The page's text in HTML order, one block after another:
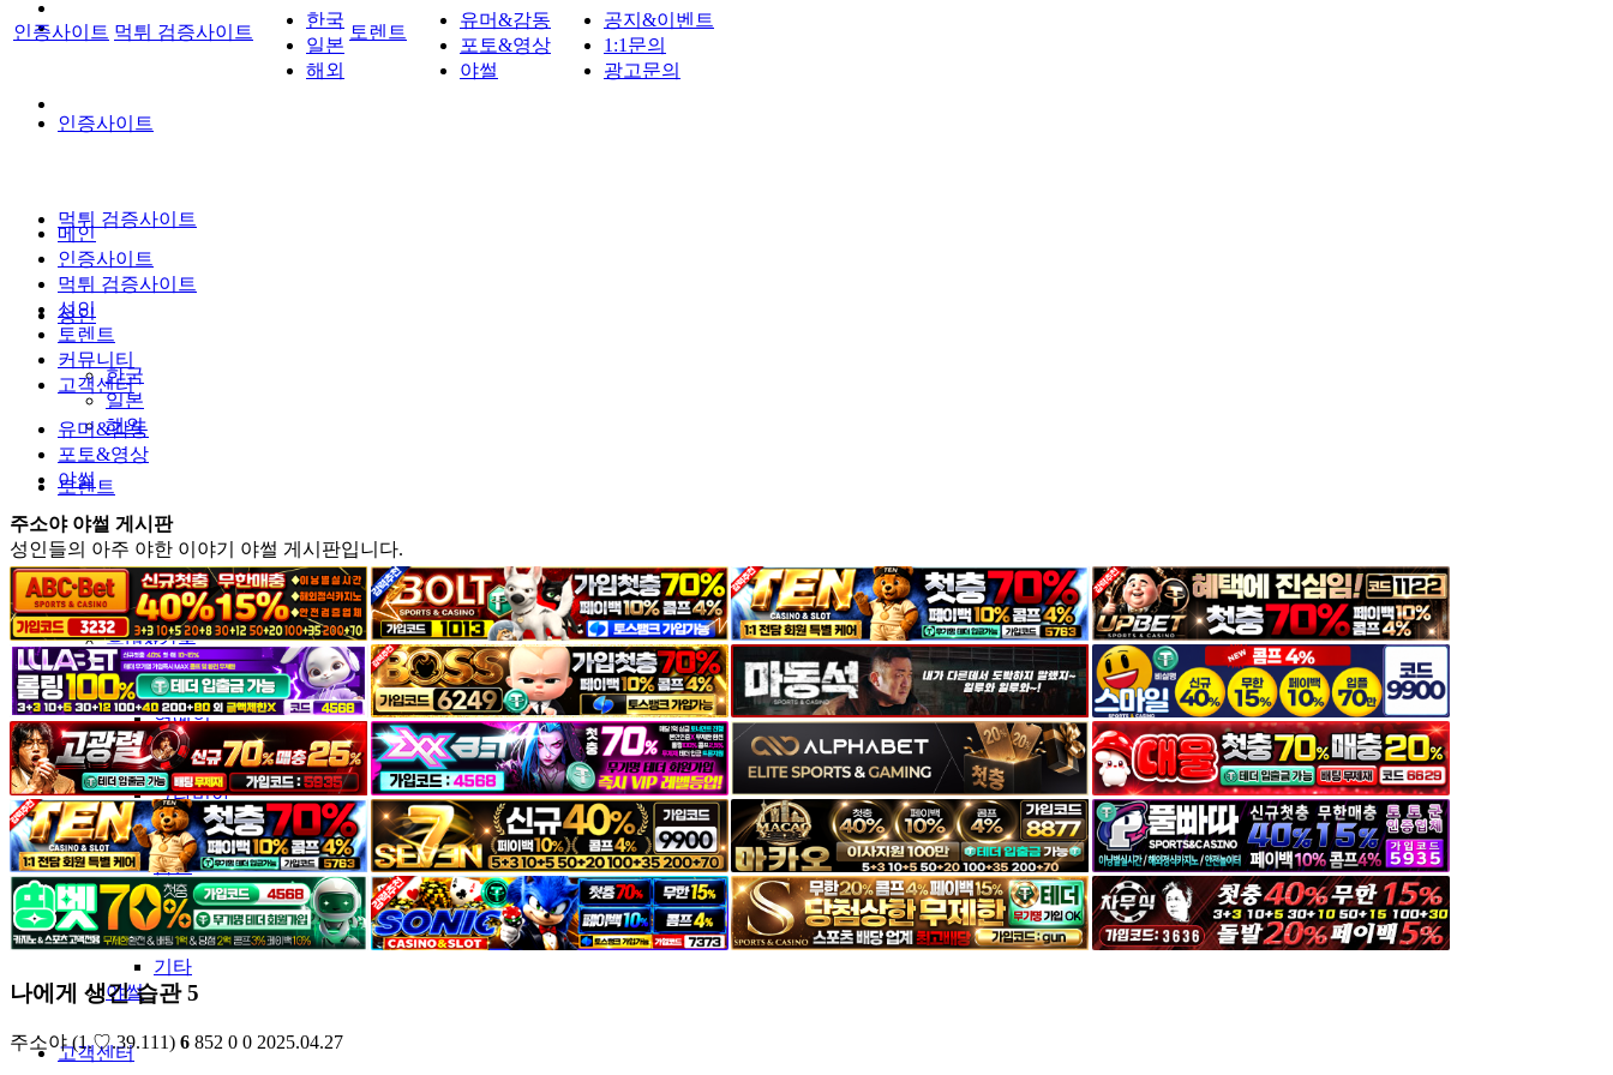
인증사이트
먹튀 검증사이트
성인
한국
일본
해외
토렌트
커뮤니티
유머&감동
포토&영상
일반인
연예인
서양
모델
그라비아
코스프레
BJ
품번
후방주의
움짤
스포츠
기타
야썰
고객센터
인증사이트 먹튀 검증사이트
한국
일본
해외
토렌트
유머&감동
포토&영상
야썰
공지&이벤트
1:1문의
광고문의
메인
인증사이트
먹튀 검증사이트
성인
토렌트
커뮤니티
고객센터
유머&감동
포토&영상
야썰
주소야 야썰 게시판
성인들의 아주 야한 이야기 야썰 게시판입니다.
나에게 생긴 습관 5
주소야 (1.♡.39.111) 6 852 0 0 2025.04.27